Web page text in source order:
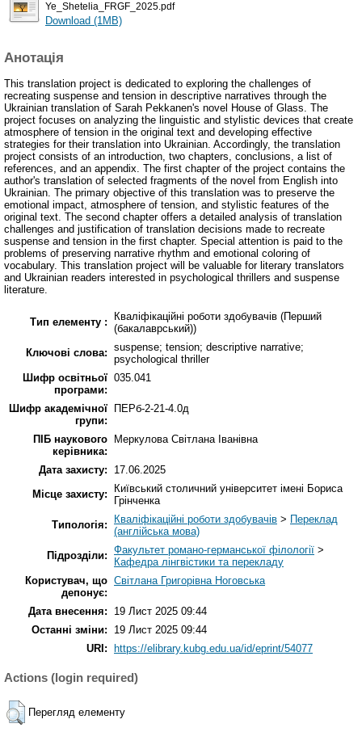
Ye_Shetelia_FRGF_2025.pdf
Download (1MB)
Анотація
This translation project is dedicated to exploring the challenges of
recreating suspense and tension in descriptive narratives through the
Ukrainian translation of Sarah Pekkanen's novel House of Glass. The
project focuses on analyzing the linguistic and stylistic devices that create
atmosphere of tension in the original text and developing effective
strategies for their translation into Ukrainian. Accordingly, the translation
project consists of an introduction, two chapters, conclusions, a list of
references, and an appendix. The first chapter of the project contains the
author's translation of selected fragments of the novel from English into
Ukrainian. The primary objective of this translation was to preserve the
emotional impact, atmosphere of tension, and stylistic features of the
original text. The second chapter offers a detailed analysis of translation
challenges and justification of translation decisions made to recreate
suspense and tension in the first chapter. Special attention is paid to the
problems of preserving narrative rhythm and emotional coloring of
vocabulary. This translation project will be valuable for literary translators
and Ukrainian readers interested in psychological thrillers and suspense
literature.
Тип елементу :
Кваліфікаційні роботи здобувачів (Перший
(бакалаврський))
Ключові слова: suspense; tension; descriptive narrative;
psychological thriller
Шифр освітньої
програми:
035.041
Шифр академічної
групи:
ПЕРб-2-21-4.0д
ПІБ наукового
керівника:
Меркулова Світлана Іванівна
Дата захисту:
17.06.2025
Місце захисту:
Київський столичний університет імені Бориса
Грінченка
Типологія:
Кваліфікаційні роботи здобувачів > Переклад
(англійська мова)
Підрозділи: Факультет романо-германської філології >
Кафедра лінгвістики та перекладу
Користувач, що
депонує:
Світлана Григорівна Ноговська
Дата внесення:
19 Лист 2025 09:44
Останні зміни:
19 Лист 2025 09:44
URI:
https://elibrary.kubg.edu.ua/id/eprint/54077
Actions (login required)
Перегляд елементу